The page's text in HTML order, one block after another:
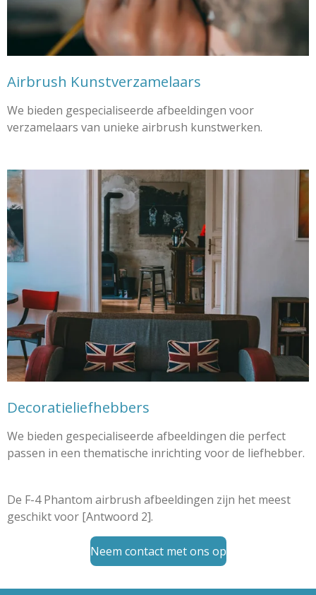
Airbrush Kunstverzamelaars
We bieden gespecialiseerde afbeeldingen voor
verzamelaars van unieke airbrush kunstwerken.
Decoratieliefhebbers
We bieden gespecialiseerde afbeeldingen die perfect
passen in een thematische inrichting voor de liefhebber.
De F-4 Phantom airbrush afbeeldingen zijn het meest
geschikt voor [Antwoord 2].
Neem contact met ons op